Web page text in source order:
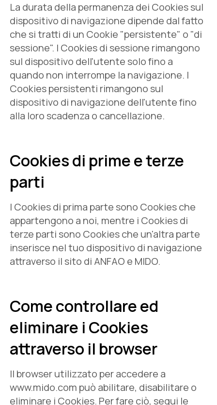
La durata della permanenza dei Cookies sul
dispositivo di navigazione dipende dal fatto
che si tratti di un Cookie "persistente" o "di
sessione". I Cookies di sessione rimangono
sul dispositivo dell'utente solo fino a
quando non interrompe la navigazione. I
Cookies persistenti rimangono sul
dispositivo di navigazione dell'utente fino
alla loro scadenza o cancellazione.
Cookies di prime e terze
parti
I Cookies di prima parte sono Cookies che
appartengono a noi, mentre i Cookies di
terze parti sono Cookies che un'altra parte
inserisce nel tuo dispositivo di navigazione
attraverso il sito di ANFAO e MIDO.
Come controllare ed
eliminare i Cookies
attraverso il browser
Il browser utilizzato per accedere a
www.mido.com può abilitare, disabilitare o
eliminare i Cookies. Per fare ciò, segui le